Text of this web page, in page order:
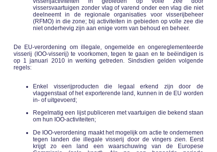
vissersvaartuigen zonder vlag of varend onder een vlag die niet
deelneemt in de regionale organisaties voor visserijbeheer
(RFMO) in die zone; bij activiteiten in gebieden op volle zee die
niet onderhevig zijn aan enige vorm van behoud en beheer.
De EU-verordening om illegale, ongemelde en ongereglementeerde
visserij (IOO-visserij) te voorkomen, tegen te gaan en te beëindigen is
op 1 januari 2010 in werking getreden. Sindsdien gelden volgende
regels:
Enkel visserijproducten die legaal erkend zijn door de
vlaggenstaat of het exporterende land, kunnen in de EU worden
in- of uitgevoerd;
Regelmatig een lijst publiceren met vaartuigen die bekend staan
om hun IOO-activiteiten;
De IOO-verordening maakt het mogelijk om actie te ondernemen
tegen landen die illegale visserij door de vingers zien. Eerst
krijgt zo een land een waarschuwing van de Europese